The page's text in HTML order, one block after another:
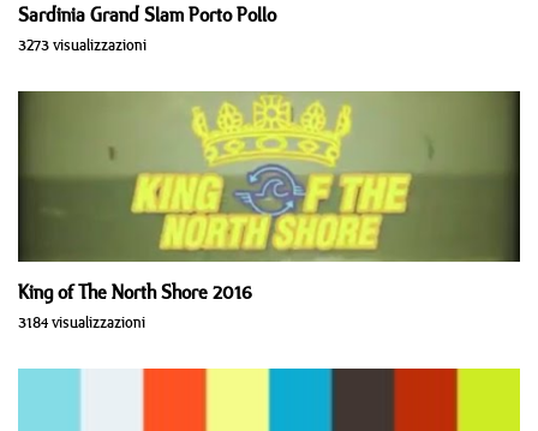
Sardinia Grand Slam Porto Pollo
3273 visualizzazioni
King of The North Shore 2016
3184 visualizzazioni